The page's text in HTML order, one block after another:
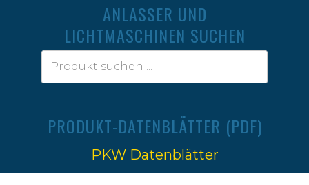
ANLASSER UND
LICHTMASCHINEN SUCHEN
PRODUKT-DATENBLÄTTER (PDF)
PKW Datenblätter